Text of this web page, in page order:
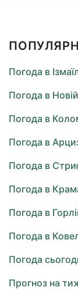
Погода в
Погода в
Погода в
Погода в
Погода в
Погода в
Погода в
Погода в
Погода
Прогноз на